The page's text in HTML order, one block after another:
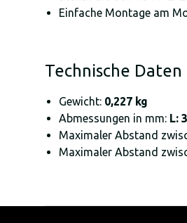
Einfache Montage am
Technische Daten
Gewicht: 0,227 kg
Abmessungen in mm: L:
Maximaler Abstand
Maximaler Abstand